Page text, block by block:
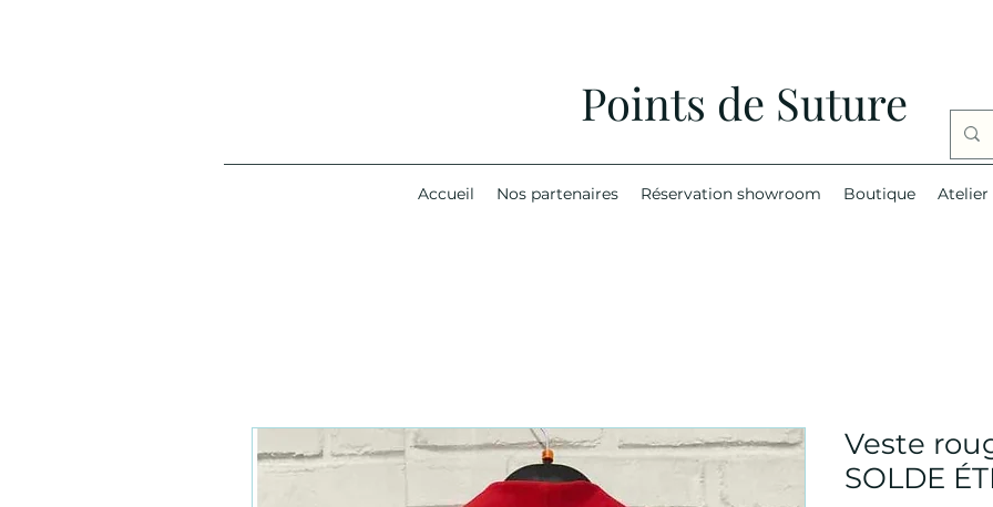
Points de Suture
Accueil Nos partenaires Réservation showroom Boutique Atelier
Veste
SOLDE